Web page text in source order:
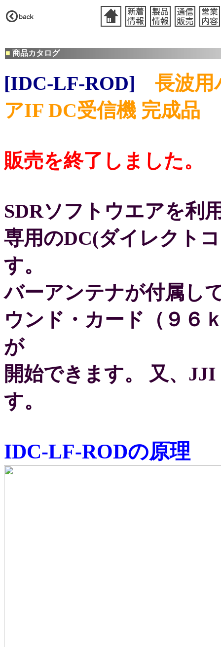
■ 商品カタログ
[IDC-LF-ROD] 長波用
アIF DC受信機 完成品
販売を終了しました。
SDRソフトウエアを利
専用のDC(ダイレクト
す。
バーアンテナが付属し
ウンド・カード（９６
が
開始できます。 又、
す。
IDC-LF-RODの原理